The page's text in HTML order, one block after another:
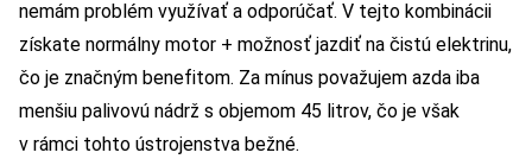
nemám problém využívať a odporúčať. V tejto kombinácii
získate normálny motor + možnosť jazdiť na čistú elektrinu,
čo je značným benefitom. Za mínus považujem azda iba
menšiu palivovú nádrž s objemom 45 litrov, čo je však
v rámci tohto ústrojenstva bežné.